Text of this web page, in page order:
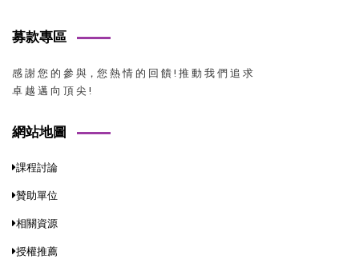
募款專區
感 謝 您 的 參 與，您 熱 情 的 回 饋 ! 推 動 我 們 追 求
卓 越 邁 向 頂 尖 !
網站地圖
課程討論
贊助單位
相關資源
授權推薦